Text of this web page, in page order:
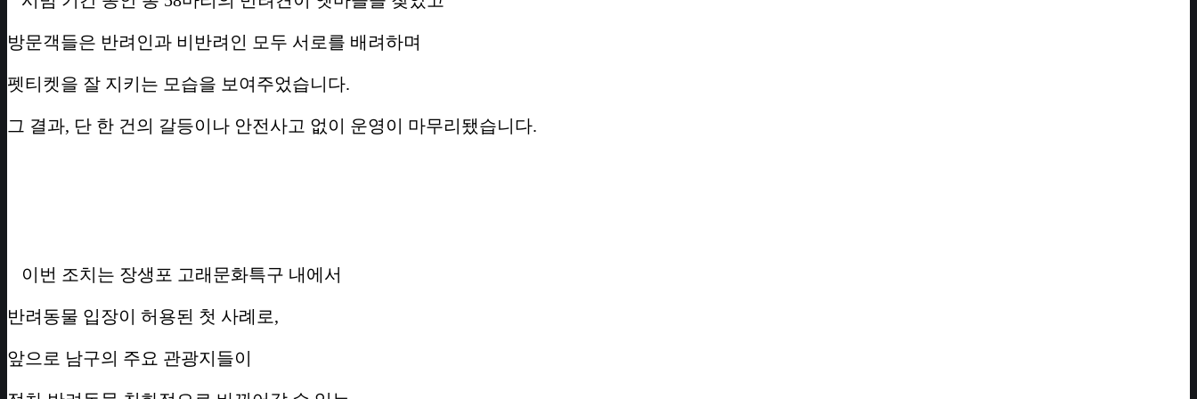
방문객들은 반려인과 비반려인 모두 서로를 배려하며
펫티켓을 잘 지키는 모습을 보여주었습니다.
그 결과, 단 한 건의 갈등이나 안전사고 없이 운영이 마무리됐습니다.
이번 조치는 장생포 고래문화특구 내에서
반려동물 입장이 허용된 첫 사례로,
앞으로 남구의 주요 관광지들이